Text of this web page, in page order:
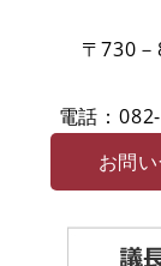
〒730
電話：
お問